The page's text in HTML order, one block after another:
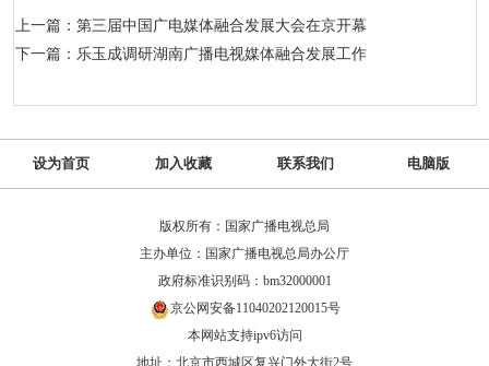
上一篇：第三届中国广电媒体融合发展大会在京开幕
下一篇：乐玉成调研湖南广播电视媒体融合发展工作
设为首页 加入收藏 联系我们 电脑版
版权所有：国家广播电视总局
主办单位：国家广播电视总局办公厅
政府标准识别码：bm32000001
京公网安备11040202120015号
本网站支持ipv6访问
地址：北京市西城区复兴门外大街2号